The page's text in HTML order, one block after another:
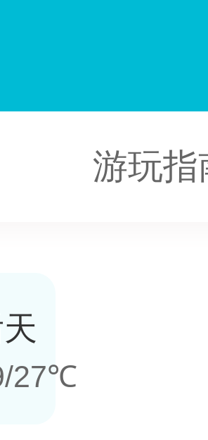
游玩指
27℃